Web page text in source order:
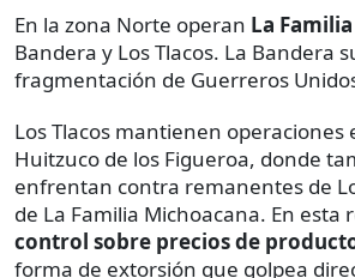
En la zona Norte operan La
Bandera y Los Tlacos. La Bandera
fragmentación de Guerreros
Los Tlacos mantienen operaciones
Huitzuco de los Figueroa, donde
enfrentan contra remanentes de
de La Familia Michoacana. En esta
control sobre precios de
forma de extorsión que golpea